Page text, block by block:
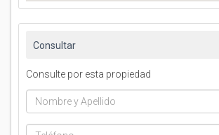
Consultar
Consulte por esta propiedad